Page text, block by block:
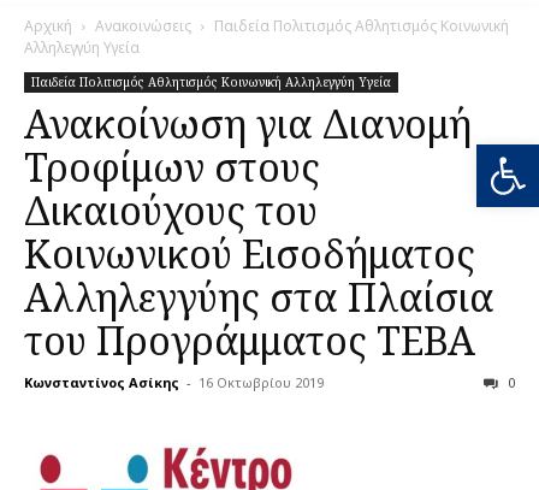
Αρχική Ανακοινώσεις
Παιδεία Πολιτισμός Αθλητισμός Κοινωνική
Αλληλεγγύη Υγεία
Παιδεία Πολιτισμός Αθλητισμός Κοινωνική Αλληλεγγύη Υγεία
Ανακοίνωση για Διανομή
Τροφίμων στους
Δικαιούχους του
Κοινωνικού Εισοδήματος
Αλληλεγγύης στα Πλαίσια
του Προγράμματος ΤΕΒΑ
Κωνσταντίνος Ασίκης - 16 Οκτωβρίου 2019 0